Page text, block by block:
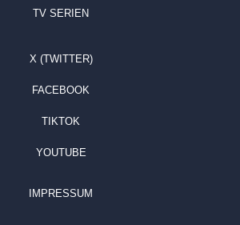
TV SERIEN
X (TWITTER)
FACEBOOK
TIKTOK
YOUTUBE
IMPRESSUM